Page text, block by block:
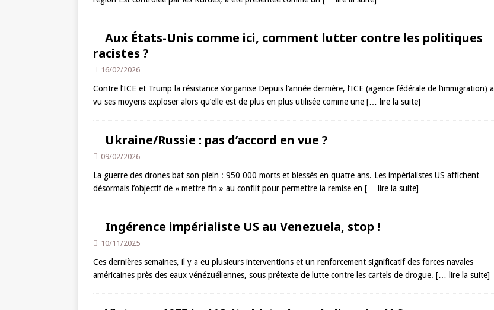
Aux États-Unis comme ici, comment lutter contre les politiques
racistes ?
16/02/2026
Contre l’ICE et Trump la résistance s’organise Depuis l’année dernière, l’ICE (agence fédérale de l’immigration) a
vu ses moyens exploser alors qu’elle est de plus en plus utilisée comme une [… lire la suite]
Ukraine/Russie : pas d’accord en vue ?
09/02/2026
La guerre des drones bat son plein : 950 000 morts et blessés en quatre ans. Les impérialistes US affichent
désormais l’objectif de « mettre fin » au conflit pour permettre la remise en [… lire la suite]
Ingérence impérialiste US au Venezuela, stop !
10/11/2025
Ces dernières semaines, il y a eu plusieurs interventions et un renforcement significatif des forces navales
américaines près des eaux vénézuéliennes, sous prétexte de lutte contre les cartels de drogue. [… lire la suite]